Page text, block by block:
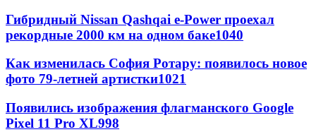
Гибридный Nissan Qashqai e-Power проехал
рекордные 2000 км на одном баке1040
Как изменилась София Ротару: появилось новое
фото 79-летней артистки1021
Появились изображения флагманского Google
Pixel 11 Pro XL998